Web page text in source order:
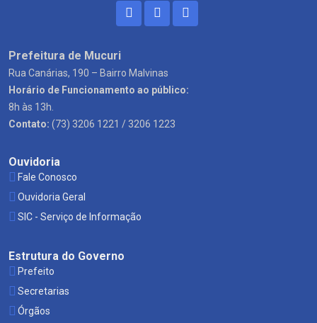
Prefeitura de Mucuri
Rua Canárias, 190 – Bairro Malvinas
Horário de Funcionamento ao público:
8h às 13h.
Contato: (73) 3206 1221 / 3206 1223
Ouvidoria
Fale Conosco
Ouvidoria Geral
SIC - Serviço de Informação
Estrutura do Governo
Prefeito
Secretarias
Órgãos